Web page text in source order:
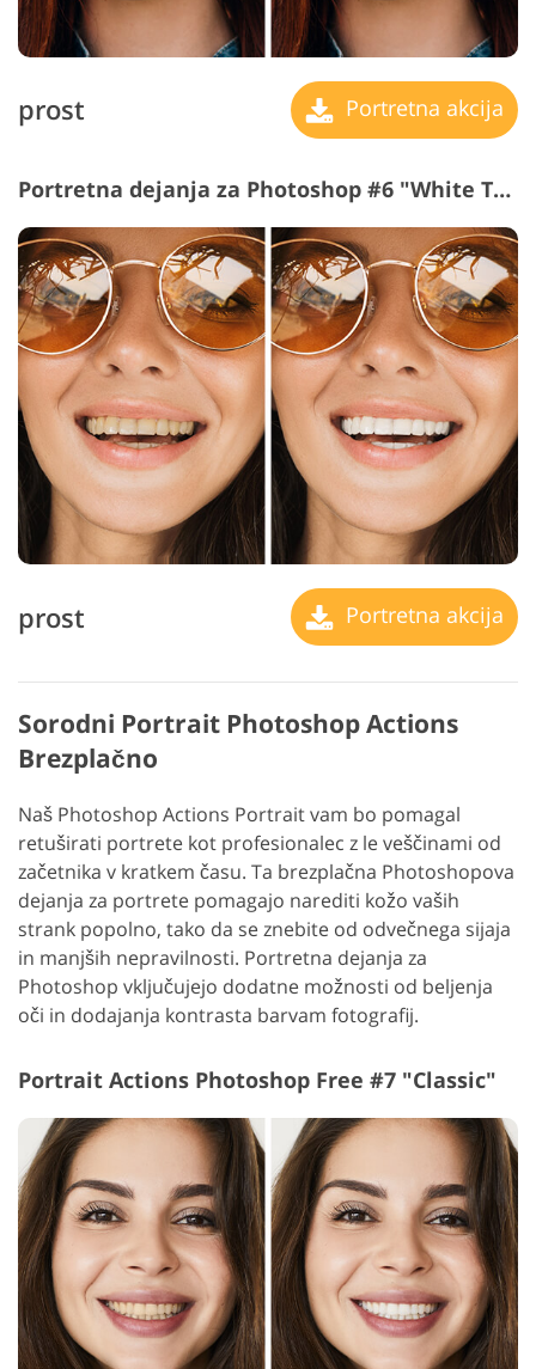
prost Portretna akcija
Portretna dejanja za Photoshop #6 "White Teeth"
prost Portretna akcija
Sorodni Portrait Photoshop Actions
Brezplačno
Naš Photoshop Actions Portrait vam bo pomagal
retuširati portrete kot profesionalec z le veščinami od
začetnika v kratkem času. Ta brezplačna Photoshopova
dejanja za portrete pomagajo narediti kožo vaših
strank popolno, tako da se znebite od odvečnega sijaja
in manjših nepravilnosti. Portretna dejanja za
Photoshop vključujejo dodatne možnosti od beljenja
oči in dodajanja kontrasta barvam fotografij.
Portrait Actions Photoshop Free #7 "Classic"